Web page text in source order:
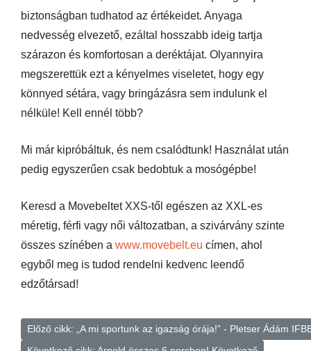
biztonságban tudhatod az értékeidet. Anyaga
nedvesség elvezető, ezáltal hosszabb ideig tartja
szárazon és komfortosan a deréktájat. Olyannyira
megszerettük ezt a kényelmes viseletet, hogy egy
könnyed sétára, vagy bringázásra sem indulunk el
nélküle! Kell ennél több?
Mi már kipróbáltuk, és nem csalódtunk! Használat után
pedig egyszerűen csak bedobtuk a mosógépbe!
Keresd a Movebeltet XXS-től egészen az XXL-es
méretig, férfi vagy női változatban, a szivárvány szinte
összes színében a www.movebelt.eu címen, ahol
egyből meg is tudod rendelni kedvenc leendő
edzőtársad!
Előző cikk: „A mi sportunk az igazság órája!” - Pletser Ádám